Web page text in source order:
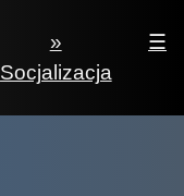
»
Socjalizacja
☰